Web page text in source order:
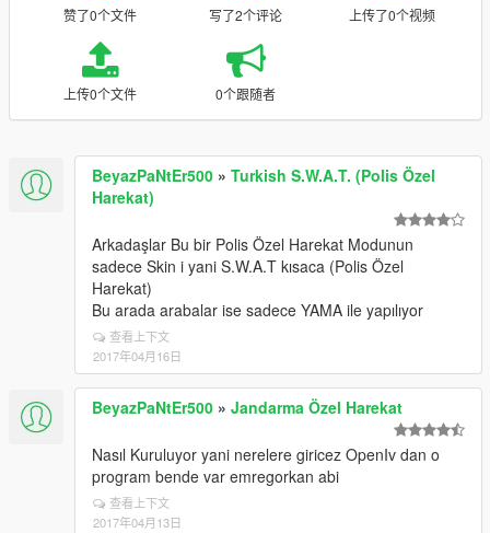
赞了0个文件 写了2个评论 上传了0个视频
上传0个文件 0个跟随者
BeyazPaNtEr500 » Turkish S.W.A.T. (Polis Özel
Harekat)
Arkadaşlar Bu bir Polis Özel Harekat Modunun
sadece Skin i yani S.W.A.T kısaca (Polis Özel
Harekat)
Bu arada arabalar ise sadece YAMA ile yapılıyor
查看上下文
2017年04月16日
BeyazPaNtEr500 » Jandarma Özel Harekat
Nasıl Kuruluyor yani nerelere giricez OpenIv dan o
program bende var emregorkan abi
查看上下文
2017年04月13日